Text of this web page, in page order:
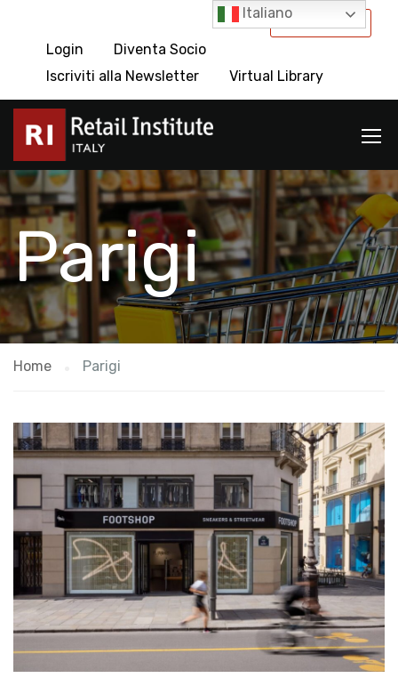
International
Login
Diventa Socio
Iscriviti alla Newsletter
Virtual Library
Parigi
Home Parigi
Italiano